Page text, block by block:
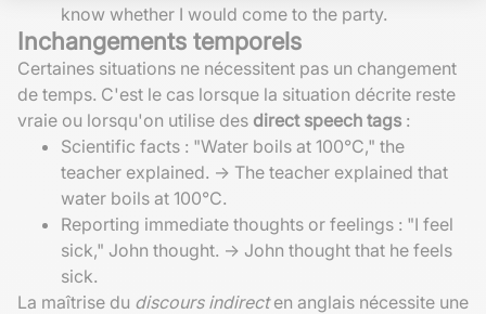
know whether I would come to the party.
Inchangements temporels
Certaines situations ne nécessitent pas un changement
de temps. C'est le cas lorsque la situation décrite reste
vraie ou lorsqu'on utilise des direct speech tags :
Scientific facts : "Water boils at 100°C," the
teacher explained. -> The teacher explained that
water boils at 100°C.
Reporting immediate thoughts or feelings : "I feel
sick," John thought. -> John thought that he feels
sick.
La maîtrise du discours indirecten anglais nécessite une